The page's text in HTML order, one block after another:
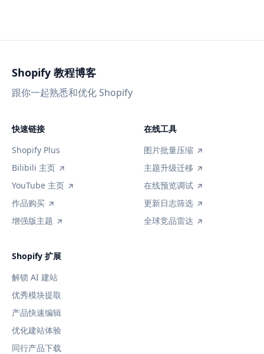
Shopify 教程博客
跟你一起熟悉和优化 Shopify
快速链接
Shopify Plus
Bilibili 主页
YouTube 主页
作品购买
增强版主题
在线工具
图片批量压缩
主题升级迁移
在线预览调试
更新日志筛选
全球竞品雷达
Shopify 扩展
解锁 AI 建站
优秀模块提取
产品快速编辑
优化建站体验
同行产品下载